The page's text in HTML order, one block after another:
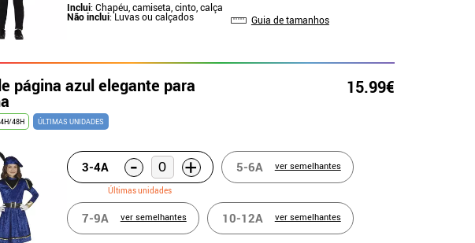
Inclui: Chapéu, camiseta, cinto, calça
Não inclui: Luvas ou calçados Guia de tamanhos
página azul elegante para 15.99€
48H ÚLTIMAS UNIDADES
3-4A - +
Últimas unidades
5-6A ver semelhantes
7-9A ver semelhantes 10-12A ver semelhantes